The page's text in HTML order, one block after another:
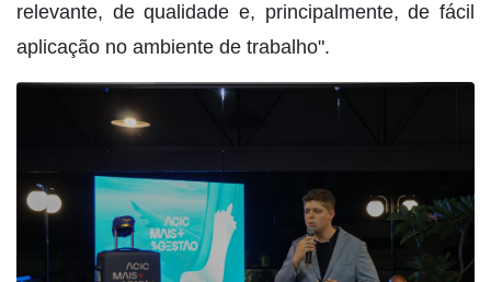
relevante, de qualidade e, principalmente, de fácil
aplicação no ambiente de trabalho".